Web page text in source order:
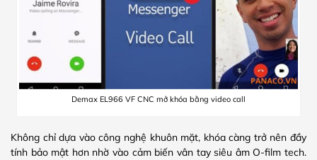
Demax EL966 VF CNC mở khóa bằng video call
Không chỉ dựa vào công nghệ khuôn mặt, khóa càng trở nên đầy
tính bảo mật hơn nhờ vào cảm biến vân tay siêu âm O-film tech.